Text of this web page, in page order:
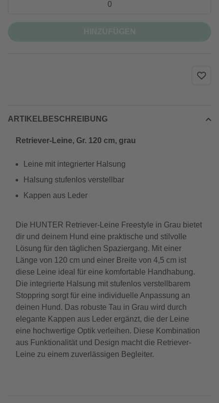
ARTIKELBESCHREIBUNG
Retriever-Leine, Gr. 120 cm, grau
Leine mit integrierter Halsung
Halsung stufenlos verstellbar
Kappen aus Leder
Die HUNTER Retriever-Leine Freestyle in Grau bietet
dir und deinem Hund eine praktische und stilvolle
Lösung für den täglichen Spaziergang. Mit einer
Länge von 120 cm und einer Breite von 4,5 cm ist
diese Leine ideal für eine komfortable Handhabung.
Die integrierte Halsung mit stufenlos verstellbarem
Stoppring sorgt für eine individuelle Anpassung an
deinen Hund. Das robuste Tau in Grau wird durch
elegante Kappen aus Leder ergänzt, die der Leine
eine hochwertige Optik verleihen. Diese Kombination
aus Funktionalität und Design macht die Retriever-
Leine zu einem zuverlässigen Begleiter.